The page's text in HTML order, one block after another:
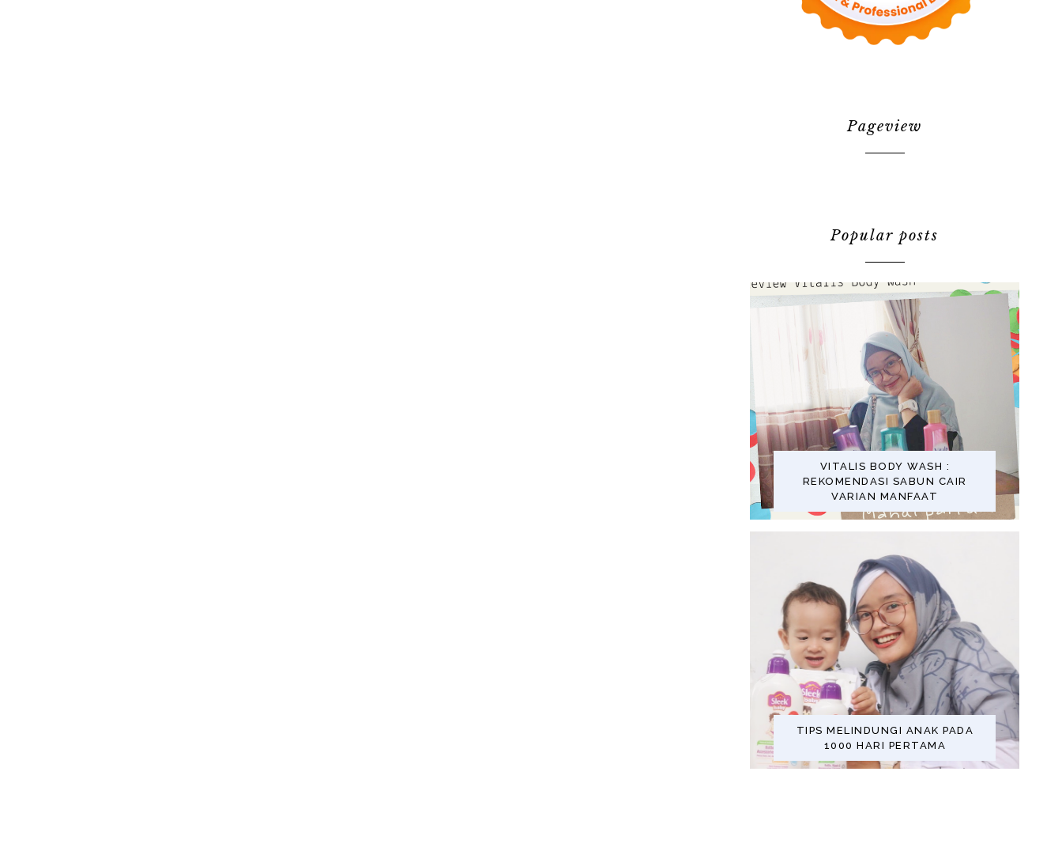
Pageview
Popular posts
VITALIS BODY WASH :
REKOMENDASI SABUN CAIR
VARIAN MANFAAT
TIPS MELINDUNGI ANAK PADA
1000 HARI PERTAMA